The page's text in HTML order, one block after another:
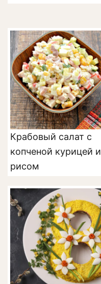
Крабовый салат с
копченой курицей и
рисом